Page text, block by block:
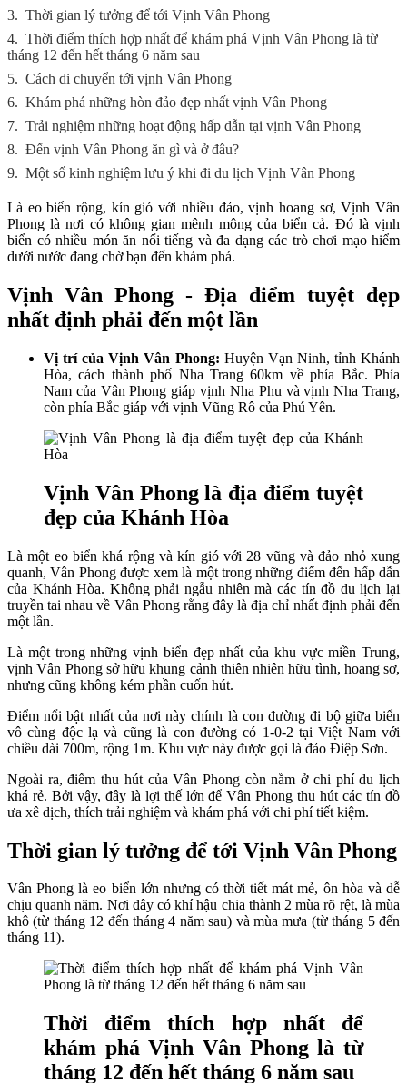
3. Thời gian lý tưởng để tới Vịnh Vân Phong
4. Thời điểm thích hợp nhất để khám phá Vịnh Vân Phong là từ
tháng 12 đến hết tháng 6 năm sau
5. Cách di chuyển tới vịnh Vân Phong
6. Khám phá những hòn đảo đẹp nhất vịnh Vân Phong
7. Trải nghiệm những hoạt động hấp dẫn tại vịnh Vân Phong
8. Đến vịnh Vân Phong ăn gì và ở đâu?
9. Một số kinh nghiệm lưu ý khi đi du lịch Vịnh Vân Phong
Là eo biển rộng, kín gió với nhiều đảo, vịnh hoang sơ, Vịnh Vân
Phong là nơi có không gian mênh mông của biển cả. Đó là vịnh
biển có nhiều món ăn nổi tiếng và đa dạng các trò chơi mạo hiểm
dưới nước đang chờ bạn đến khám phá.
Vịnh Vân Phong - Địa điểm tuyệt đẹp
nhất định phải đến một lần
Vị trí của Vịnh Vân Phong: Huyện Vạn Ninh, tỉnh Khánh
Hòa, cách thành phố Nha Trang 60km về phía Bắc. Phía
Nam của Vân Phong giáp vịnh Nha Phu và vịnh Nha Trang,
còn phía Bắc giáp với vịnh Vũng Rô của Phú Yên.
Vịnh Vân Phong là địa điểm tuyệt
đẹp của Khánh Hòa
Là một eo biển khá rộng và kín gió với 28 vũng và đảo nhỏ xung
quanh, Vân Phong được xem là một trong những điểm đến hấp dẫn
của Khánh Hòa. Không phải ngẫu nhiên mà các tín đồ du lịch lại
truyền tai nhau về Vân Phong rằng đây là địa chỉ nhất định phải đến
một lần.
Là một trong những vịnh biển đẹp nhất của khu vực miền Trung,
vịnh Vân Phong sở hữu khung cảnh thiên nhiên hữu tình, hoang sơ,
nhưng cũng không kém phần cuốn hút.
Điểm nổi bật nhất của nơi này chính là con đường đi bộ giữa biển
vô cùng độc lạ và cũng là con đường có 1-0-2 tại Việt Nam với
chiều dài 700m, rộng 1m. Khu vực này được gọi là đảo Điệp Sơn.
Ngoài ra, điểm thu hút của Vân Phong còn nằm ở chi phí du lịch
khá rẻ. Bởi vậy, đây là lợi thế lớn để Vân Phong thu hút các tín đồ
ưa xê dịch, thích trải nghiệm và khám phá với chi phí tiết kiệm.
Thời gian lý tưởng để tới Vịnh Vân Phong
Vân Phong là eo biển lớn nhưng có thời tiết mát mẻ, ôn hòa và dễ
chịu quanh năm. Nơi đây có khí hậu chia thành 2 mùa rõ rệt, là mùa
khô (từ tháng 12 đến tháng 4 năm sau) và mùa mưa (từ tháng 5 đến
tháng 11).
Thời điểm thích hợp nhất để
khám phá Vịnh Vân Phong là từ
tháng 12 đến hết tháng 6 năm sau